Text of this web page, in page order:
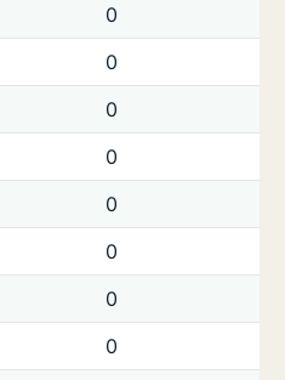
0
0
0
0
0
0
0
0